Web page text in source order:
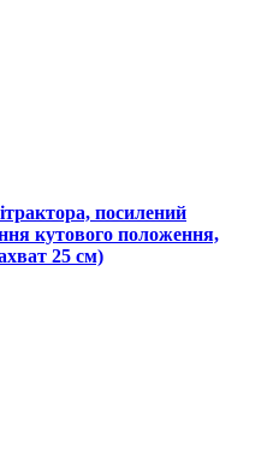
посилений
кутового положення,
25 см)